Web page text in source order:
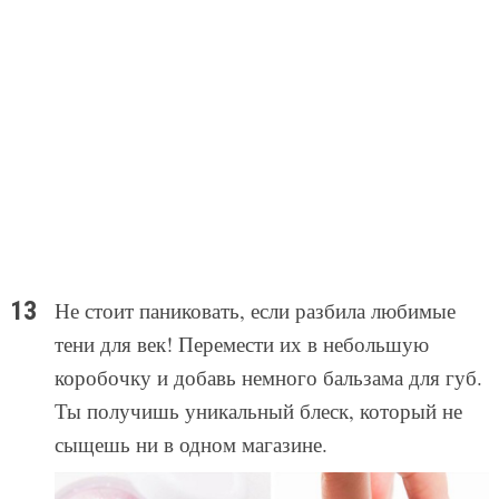
Не стоит паниковать, если разбила любимые
тени для век! Перемести их в небольшую
коробочку и добавь немного бальзама для губ.
Ты получишь уникальный блеск, который не
сыщешь ни в одном магазине.